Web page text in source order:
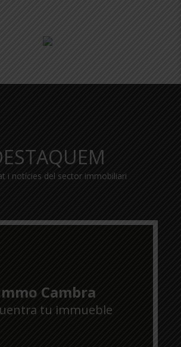
i notícies del sector immobiliari
Cambra
tu immueble